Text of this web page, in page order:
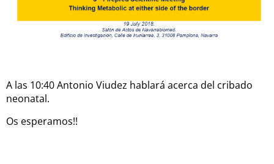
A las 10:40 Antonio Viudez hablará acerca del cribado
neonatal.
Os esperamos!!